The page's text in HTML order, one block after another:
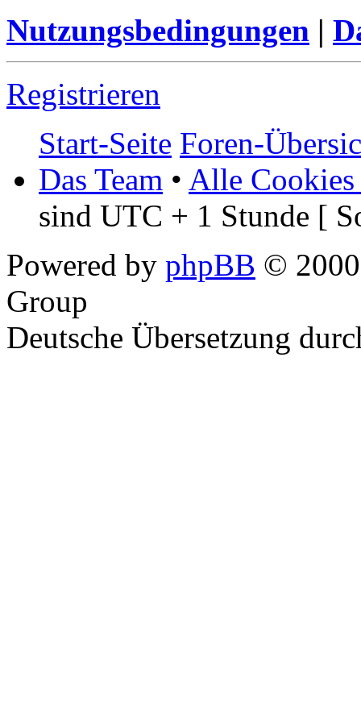
Nutzungsbedingungen |
Registrieren
Start-Seite Foren-
Das Team • Alle Cookies
sind UTC + 1 Stunde [
Powered by phpBB ©
Group
Deutsche Übersetzung